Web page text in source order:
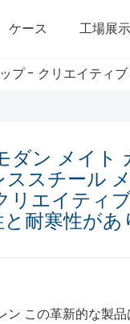
ケース 工場展示
- クリエイティ
ダン メイト
ススチール
リエイティ
耐寒性があ
ン この革新的な製